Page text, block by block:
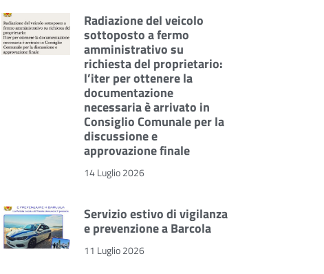
Radiazione del veicolo
sottoposto a fermo
amministrativo su
richiesta del proprietario:
l’iter per ottenere la
documentazione
necessaria è arrivato in
Consiglio Comunale per la
discussione e
approvazione finale
14 Luglio 2026
Servizio estivo di vigilanza
e prevenzione a Barcola
11 Luglio 2026